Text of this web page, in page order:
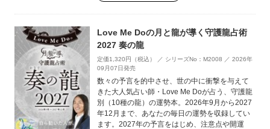
Love Me Doの月と龍が導く守護龍占術
2027 奏の龍
定価1,320円（税込） ／ シリーズNo：M2008 ／ 2026年
09月07日発売
数々の予言を的中させ、世の中に衝撃を与えて
きた大人気占い師・Love Me Doが占う、守護龍
別（10種の龍）の運勢本。2026年9月から2027
年12月まで、あなたの毎日の運勢を収録してい
ます。2027年の予言をはじめ、注意点や開運